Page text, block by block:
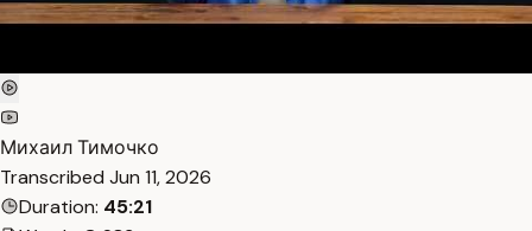
Михаил Тимочко
Transcribed Jun 11, 2026
Duration: 45:21